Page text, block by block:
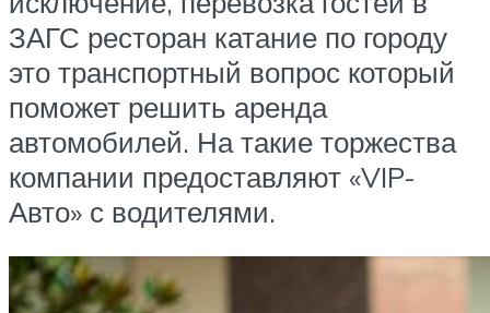
ЗАГС ресторан катание по городу
это транспортный вопрос который
поможет решить аренда
автомобилей. На такие торжества
компании предоставляют «VIP-
Авто» с водителями.